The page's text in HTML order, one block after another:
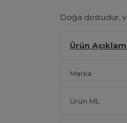
Doğa dostudur,
Ürün
Marka
Ürün ML